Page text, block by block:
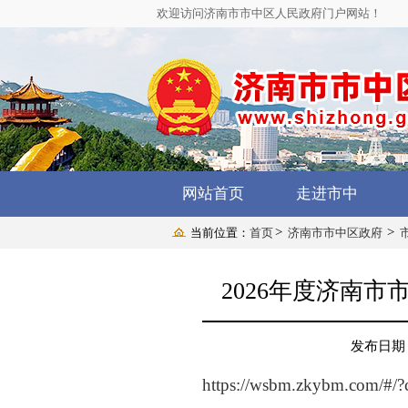
欢迎访问济南市市中区人民政府门户网站！
网站首页 走进市中
当前位置： 首页> 济南市市中区政府 >
2026年度济南市
发布日
https://wsbm.zkybm.com/#/